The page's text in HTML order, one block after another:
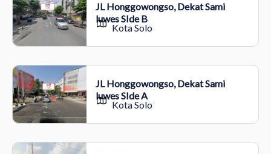
JL Honggowongso, Dekat Sami
luwes SIde B
Kota Solo
JL Honggowongso, Dekat Sami
luwes SIde A
Kota Solo